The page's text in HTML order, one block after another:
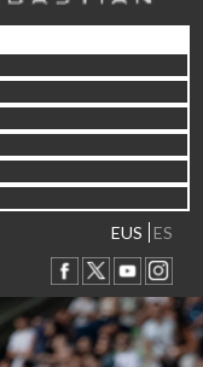
EUS ES
Abuztuaren 15a / 15 de
Abuztuaren 23a / 23 de
Abuztuaren 30a / 30 de
Irailaren 6a / 6 de
Irailaren 13a / 13 de
Irailaren 30a / 30 de